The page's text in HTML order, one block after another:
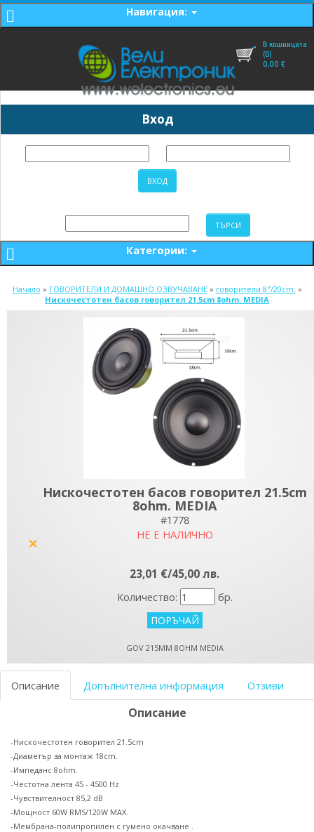
Навигация:
В кошницата
(0)
0,00 €
Вход
Категории:
Начало » ГОВОРИТЕЛИ И ДОМАШНО ОЗВУЧАВАНЕ» говорители 8"/20cm. »
Нискочестотен басов говорител 21.5cm 8ohm. MEDIA
Нискочестотен басов говорител 21.5cm
8ohm. MEDIA
#1778
НЕ Е НАЛИЧНО
23,01 €/45,00 лв.
Количество: бр.
GOV 215MM 8OHM MEDIA
Описание Допълнителна информация Отзиви
Описание
-Нискочестотен говорител 21.5cm
-Диаметър за монтаж 18cm.
-Импеданс 8ohm.
-Честотна лента 45 - 4500 Hz
-Чувствителност 85,2 dB
-Мощност 60W RMS/120W MAX.
-Мембрана-полипропилен с гумено окачване .